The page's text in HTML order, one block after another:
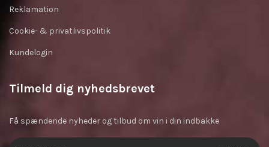
Reklamation
Cookie- & privatlivspolitik
Kundelogin
Tilmeld dig nyhedsbrevet
Få spændende nyheder og tilbud om vin i din indbakke